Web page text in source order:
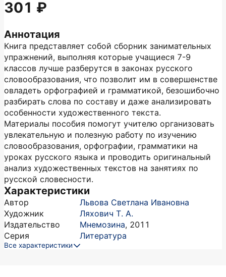
Аннотация
Книга представляет собой сборник занимательных
упражнений, выполняя которые учащиеся 7-9
классов лучше разберутся в законах русского
словообразования, что позволит им в совершенстве
овладеть орфографией и грамматикой, безошибочно
разбирать слова по составу и даже анализировать
особенности художественного текста.
Материалы пособия помогут учителю организовать
увлекательную и полезную работу по изучению
словообразования, орфографии, грамматики на
уроках русского языка и проводить оригинальный
анализ художественных текстов на занятиях по
русской словесности.
Характеристики
Автор
Львова Светлана Ивановна
Художник
Ляхович Т. А.
Издательство
Мнемозина, 2011
Серия
Литература
Все характеристики
301